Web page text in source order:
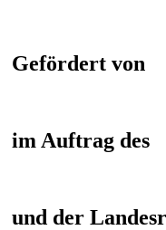
Gefördert von
im Auftrag des
und der